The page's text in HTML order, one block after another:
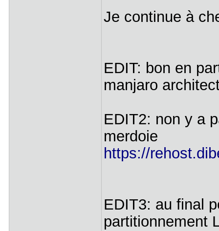
Je continue à
EDIT: bon en
manjaro
EDIT2: non y a
merdoie
https://
EDIT3: au final
partitionnement